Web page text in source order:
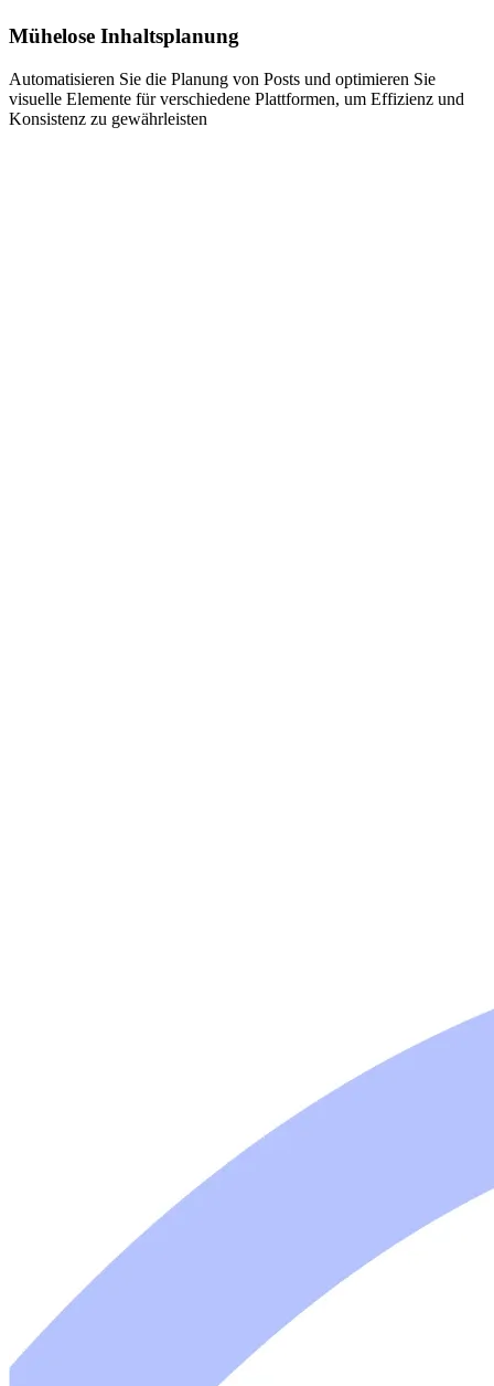
Mühelose Inhaltsplanung
Automatisieren Sie die Planung von Posts und optimieren Sie
visuelle Elemente für verschiedene Plattformen, um Effizienz und
Konsistenz zu gewährleisten